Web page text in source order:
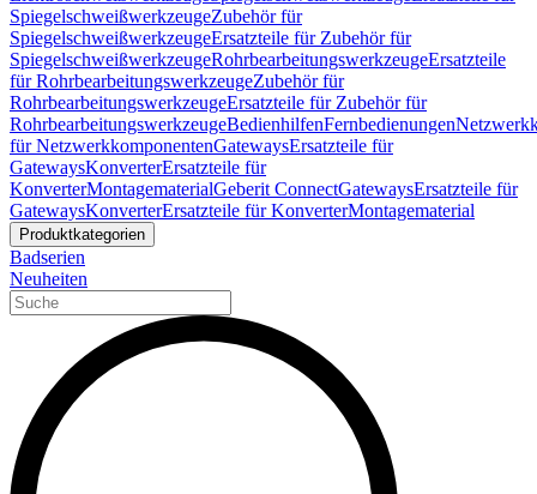
SpiegelschweißwerkzeugeZubehör für
SpiegelschweißwerkzeugeErsatzteile für Zubehör für
SpiegelschweißwerkzeugeRohrbearbeitungswerkzeugeErsatzteile
für RohrbearbeitungswerkzeugeZubehör für
RohrbearbeitungswerkzeugeErsatzteile für Zubehör für
RohrbearbeitungswerkzeugeBedienhilfenFernbedienungen
für NetzwerkkomponentenGatewaysErsatzteile für
GatewaysKonverterErsatzteile für
KonverterMontagematerialGeberit ConnectGatewaysErsatzteile für
GatewaysKonverterErsatzteile für KonverterMontagematerial
Produktkategorien
Badserien
Neuheiten